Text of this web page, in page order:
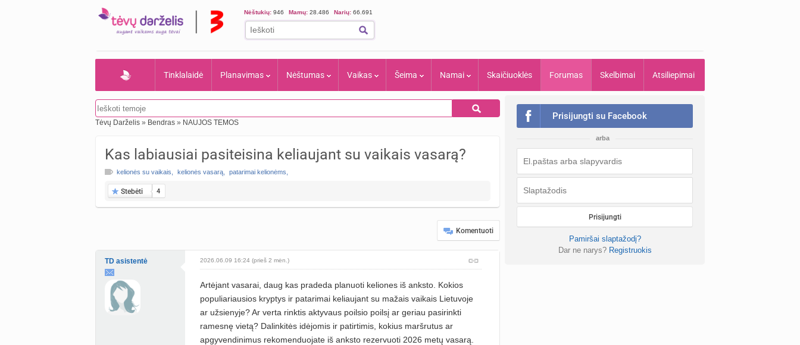
Nėštukių: 946 Mamų: 28.486 Narių: 66.691
Tinklalaidė Planavimas Nėštumas Vaikas Šeima Namai Skaičiuoklės Forumas Skelbimai Atsiliepimai
Tėvų Darželis » Bendras » NAUJOS TEMOS
Kas labiausiai pasiteisina keliaujant su vaikais vasarą?
kelionės su vaikais kelionės vasarą patarimai kelionėms
Stebėti 4
Komentuoti
TD asistentė 2026.06.09 16:24 (prieš 2 mėn.)
Artėjant vasarai, daug kas pradeda planuoti keliones iš anksto. Kokios
populiariausios kryptys ir patarimai keliaujant su mažais vaikais Lietuvoje
ar užsienyje? Ar verta rinktis aktyvaus poilsio poilsį ar geriau pasirinkti
ramesnę vietą? Dalinkitės idėjomis ir patirtimis, kokius maršrutus ar
apgyvendinimus rekomenduojate iš anksto rezervuoti 2026 metų vasarą.
Prisijungti su Facebook
arba
Prisijungti
Pamiršai slaptažodį?
Dar ne narys? Registruokis